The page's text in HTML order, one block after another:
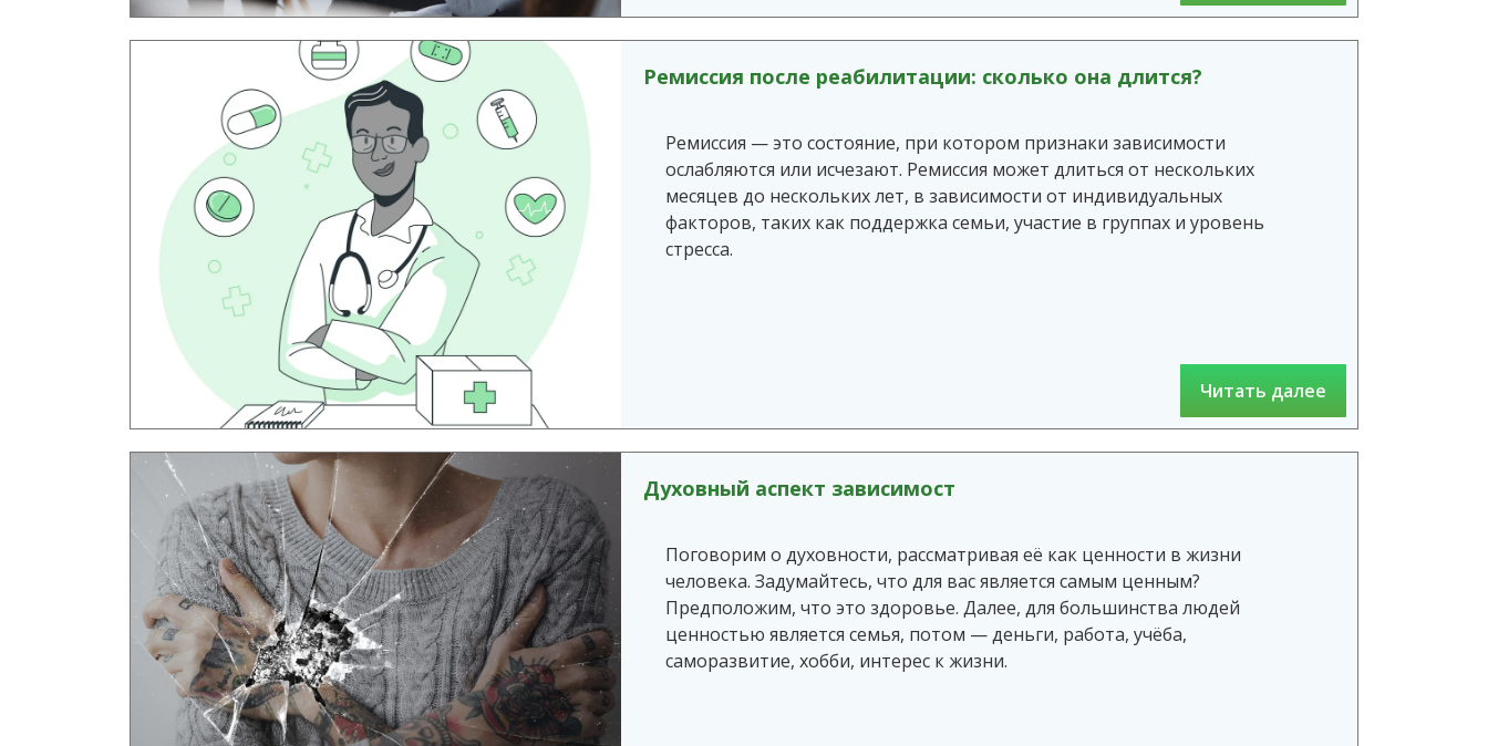
Ремиссия после реабилитации: сколько она длится?
Ремиссия — это состояние, при котором признаки зависимости
ослабляются или исчезают. Ремиссия может длиться от нескольких
месяцев до нескольких лет, в зависимости от индивидуальных
факторов, таких как поддержка семьи, участие в группах и уровень
стресса.
Читать далее
Духовный аспект зависимост
Поговорим о духовности, рассматривая её как ценности в жизни
человека. Задумайтесь, что для вас является самым ценным?
Предположим, что это здоровье. Далее, для большинства людей
ценностью является семья, потом — деньги, работа, учёба,
саморазвитие, хобби, интерес к жизни.